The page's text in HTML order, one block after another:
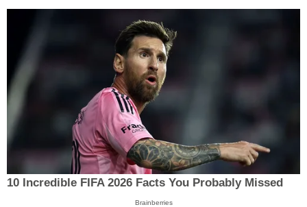
10 Incredible FIFA 2026 Facts You Probably Missed
Brainberries